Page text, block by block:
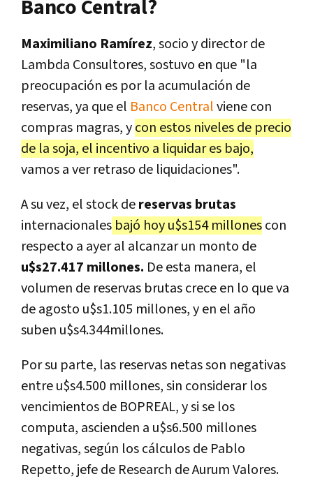
Banco Central?
Maximiliano Ramírez, socio y director de
Lambda Consultores, sostuvo en que "la
preocupación es por la acumulación de
reservas, ya que el Banco Centralviene con
compras magras, ycon estos niveles de precio
de la soja, el incentivo a liquidar es bajo,
vamos a ver retraso de liquidaciones".
A su vez, el stock dereservas brutas
internacionales bajó hoy u$s154 millonescon
respecto a ayer al alcanzar un monto de
u$s27.417 millones. De esta manera, el
volumen de reservas brutas crece en lo que va
de agosto u$s1.105 millones, y en el año
suben u$s4.344millones.
Por su parte, las reservas netas son negativas
entre u$s4.500 millones, sin considerar los
vencimientos de BOPREAL, y si se los
computa, ascienden a u$s6.500 millones
negativas, según los cálculos de Pablo
Repetto, jefe de Research de Aurum Valores.